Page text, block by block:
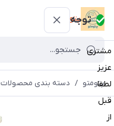
توجه
مشتری
عزیز
لطفا
قبل
از
پتومتو
پتومتو / دسته بندی محصولات